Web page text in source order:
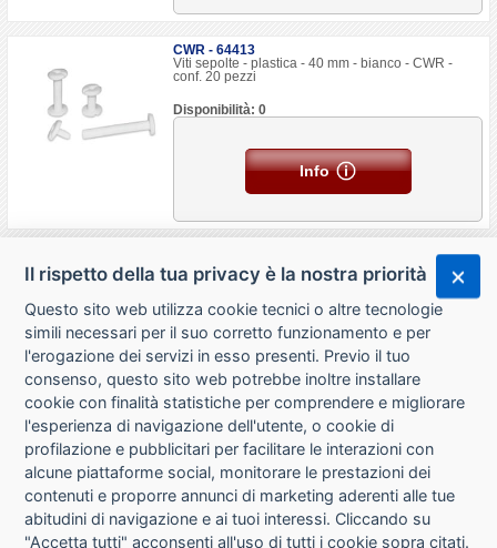
CWR - 64413
Viti sepolte - plastica - 40 mm - bianco - CWR -
conf. 20 pezzi
Disponibilità: 0
Info
CHI SIAMO
CONTATTI
CONDIZIONI DI VENDITA
Il rispetto della tua privacy è la nostra priorità
Questo sito web utilizza cookie tecnici o altre tecnologie
simili necessari per il suo corretto funzionamento e per
l'erogazione dei servizi in esso presenti. Previo il tuo
consenso, questo sito web potrebbe inoltre installare
cookie con finalità statistiche per comprendere e migliorare
l'esperienza di navigazione dell'utente, o cookie di
profilazione e pubblicitari per facilitare le interazioni con
alcune piattaforme social, monitorare le prestazioni dei
contenuti e proporre annunci di marketing aderenti alle tue
abitudini di navigazione e ai tuoi interessi. Cliccando su
"Accetta tutti" acconsenti all'uso di tutti i cookie sopra citati.